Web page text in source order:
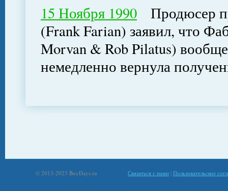
15 Ноября 1990 Продюсер
(Frank Farian) заявил, что
Morvan & Rob Pilatus)
немедленно вернула
© 2013-2023 BuyDays.ru Связаться с нами | Пользовательское